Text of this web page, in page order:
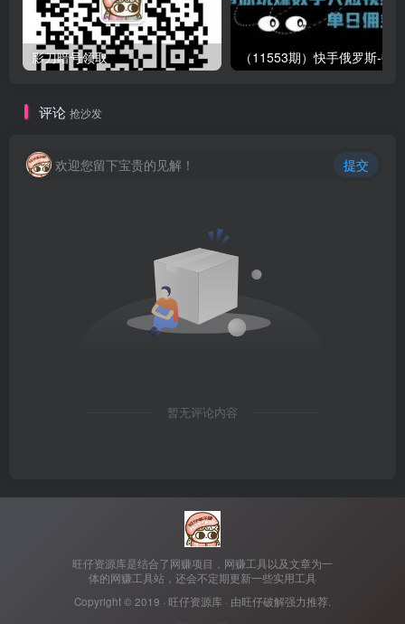
影刀暗号领取
评论 抢沙发
欢迎您留下宝贵的见解！ 提交
暂无评论内容
旺仔资源库是结合了网赚项目，网赚工具以及文章为一
体的网赚工具站，还会不定期更新一些实用工具
Copyright © 2019 · 旺仔资源库 · 由旺仔破解强力推荐.